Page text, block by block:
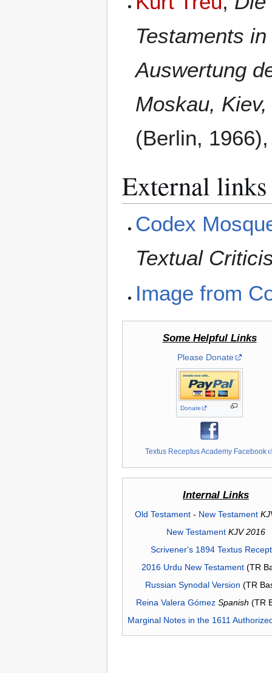
Testaments
Auswertung
Moskau,
(Berlin,
External links
Codex
Textual
Image from
Some Helpful Links
Please Donate
Donate
Textus Receptus Academy Facebook
Internal Links
Old Testament- New Testament
New Testament KJV 2016
Scrivener's 1894 Textus
2016 Urdu New Testament(TR
Russian Synodal Version (TR
Reina Valera Gómez Spanish (TR
Marginal Notes in the 1611